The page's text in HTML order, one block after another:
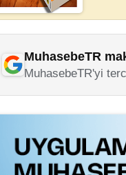
MuhasebeTR
MuhasebeTR'yi